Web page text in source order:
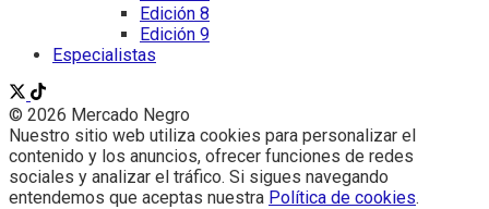
Edición 8
Edición 9
Especialistas
© 2026 Mercado Negro
Nuestro sitio web utiliza cookies para personalizar el
contenido y los anuncios, ofrecer funciones de redes
sociales y analizar el tráfico. Si sigues navegando
entendemos que aceptas nuestra Política de cookies.